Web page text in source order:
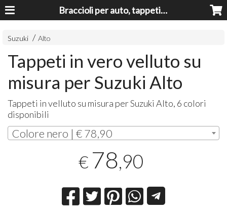
Braccioli per auto, tappeti auto, accessori auto MADE IN ITALY - Armrests, Mittelarmlehnen, Accoundoirs
Suzuki Alto
Tappeti in vero velluto su
misura per Suzuki Alto
Tappeti in velluto su misura per Suzuki Alto, 6 colori
disponibili
Colore nero | € 78,90
€ 78,90